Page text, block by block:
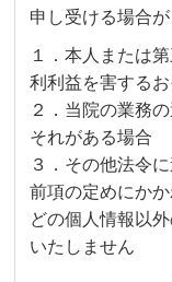
申し受ける場合が
１．本人または
利利益を害する
２．当院の業務
それがある場合
３．その他法令
前項の定めにか
どの個人情報以
いたしません